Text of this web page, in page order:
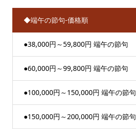
◆端午の節句-価格順
●38,000円～59,800円 端午の節句
●60,000円～99,800円 端午の節句
●100,000円～150,000円 端午の節句
●150,000円～200,000円 端午の節句